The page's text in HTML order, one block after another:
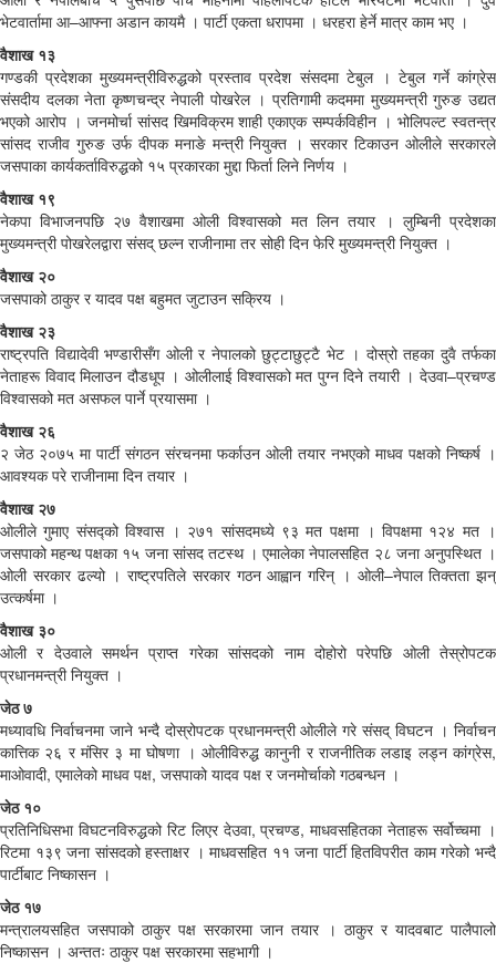
भेटवार्तामा आ–आफ्ना अडान कायमै । पार्टी एकता धरापमा । धरहरा हेर्ने मात्र काम भए ।
वैशाख १३
गण्डकी प्रदेशका मुख्यमन्त्रीविरुद्धको प्रस्ताव प्रदेश संसदमा टेबुल । टेबुल गर्ने कांग्रेस
संसदीय दलका नेता कृष्णचन्द्र नेपाली पोखरेल । प्रतिगामी कदममा मुख्यमन्त्री गुरुङ उद्यत
भएको आरोप । जनमोर्चा सांसद खिमविक्रम शाही एकाएक सम्पर्कविहीन । भोलिपल्ट स्वतन्त्र
सांसद राजीव गुरुङ उर्फ दीपक मनाङे मन्त्री नियुक्त । सरकार टिकाउन ओलीले सरकारले
जसपाका कार्यकर्ताविरुद्धको १५ प्रकारका मुद्दा फिर्ता लिने निर्णय ।
वैशाख १९
नेकपा विभाजनपछि २७ वैशाखमा ओली विश्वासको मत लिन तयार । लुम्बिनी प्रदेशका
मुख्यमन्त्री पोखरेलद्वारा संसद् छल्न राजीनामा तर सोही दिन फेरि मुख्यमन्त्री नियुक्त ।
वैशाख २०
जसपाको ठाकुर र यादव पक्ष बहुमत जुटाउन सक्रिय ।
वैशाख २३
राष्ट्रपति विद्यादेवी भण्डारीसँग ओली र नेपालको छुट्टाछुट्टै भेट । दोस्रो तहका दुवै तर्फका
नेताहरू विवाद मिलाउन दौडधूप । ओलीलाई विश्वासको मत पुग्न दिने तयारी । देउवा–प्रचण्ड
विश्वासको मत असफल पार्ने प्रयासमा ।
वैशाख २६
२ जेठ २०७५ मा पार्टी संगठन संरचनमा फर्काउन ओली तयार नभएको माधव पक्षको निष्कर्ष ।
आवश्यक परे राजीनामा दिन तयार ।
वैशाख २७
ओलीले गुमाए संसद्को विश्वास । २७१ सांसदमध्ये ९३ मत पक्षमा । विपक्षमा १२४ मत ।
जसपाको महन्थ पक्षका १५ जना सांसद तटस्थ । एमालेका नेपालसहित २८ जना अनुपस्थित ।
ओली सरकार ढल्यो । राष्ट्रपतिले सरकार गठन आह्वान गरिन् । ओली–नेपाल तिक्तता झन्
उत्कर्षमा ।
वैशाख ३०
ओली र देउवाले समर्थन प्राप्त गरेका सांसदको नाम दोहोरो परेपछि ओली तेस्रोपटक
प्रधानमन्त्री नियुक्त ।
जेठ ७
मध्यावधि निर्वाचनमा जाने भन्दै दोस्रोपटक प्रधानमन्त्री ओलीले गरे संसद् विघटन । निर्वाचन
कात्तिक २६ र मंसिर ३ मा घोषणा । ओलीविरुद्ध कानुनी र राजनीतिक लडाइ लड्न कांग्रेस,
माओवादी, एमालेको माधव पक्ष, जसपाको यादव पक्ष र जनमोर्चाको गठबन्धन ।
जेठ १०
प्रतिनिधिसभा विघटनविरुद्धको रिट लिएर देउवा, प्रचण्ड, माधवसहितका नेताहरू सर्वोच्चमा ।
रिटमा १३९ जना सांसदको हस्ताक्षर । माधवसहित ११ जना पार्टी हितविपरीत काम गरेको भन्दै
पार्टीबाट निष्कासन ।
जेठ १७
मन्त्रालयसहित जसपाको ठाकुर पक्ष सरकारमा जान तयार । ठाकुर र यादवबाट पालैपालो
निष्कासन । अन्ततः ठाकुर पक्ष सरकारमा सहभागी ।